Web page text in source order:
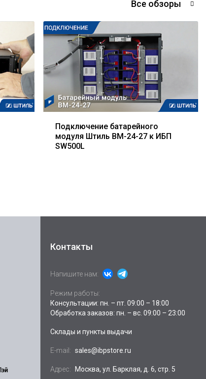
Все обзоры
Подключение батарейного
модуля Штиль BM-24-27 к ИБП
SW500L
Контакты
Напишите нам:
Режим работы:
Консультации: пн. – пт. 09:00 – 18:00
Обработка заказов: пн. – вс. 09:00 – 23:00
Склады и пункты выдачи
E-mail: sales@ibpstore.ru
Адрес: Москва, ул. Барклая, д. 6, стр. 5